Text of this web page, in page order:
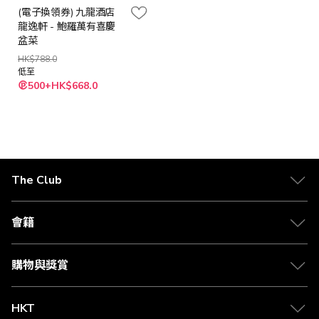
(電子換領券) 九龍酒店
龍逸軒 - 鮑羅萬有喜慶
盆菜
HK$788.0
低至
500+HK$668.0
The Club
關於 The Club
合作夥伴
媒體中心
會籍
會籍及專屬禮遇
賺取積分
購物與獎賞
物流與配送
Club Shopping 商品領取站
HKT